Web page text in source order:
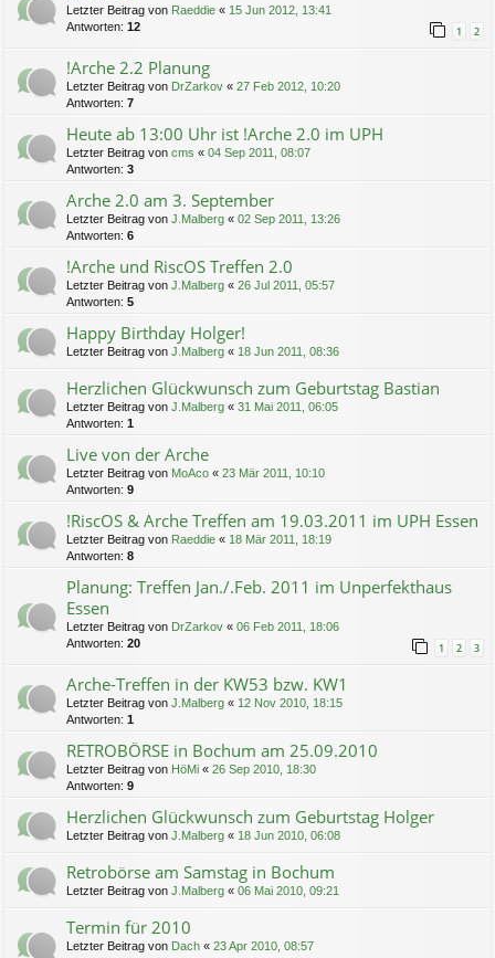
Letzter Beitrag von Raeddie « 15 Jun 2012, 13:41
Antworten: 12 1 2
!Arche 2.2 Planung
Letzter Beitrag von DrZarkov « 27 Feb 2012, 10:20
Antworten: 7
Heute ab 13:00 Uhr ist !Arche 2.0 im UPH
Letzter Beitrag von cms « 04 Sep 2011, 08:07
Antworten: 3
Arche 2.0 am 3. September
Letzter Beitrag von J.Malberg « 02 Sep 2011, 13:26
Antworten: 6
!Arche und RiscOS Treffen 2.0
Letzter Beitrag von J.Malberg « 26 Jul 2011, 05:57
Antworten: 5
Happy Birthday Holger!
Letzter Beitrag von J.Malberg « 18 Jun 2011, 08:36
Herzlichen Glückwunsch zum Geburtstag Bastian
Letzter Beitrag von J.Malberg « 31 Mai 2011, 06:05
Antworten: 1
Live von der Arche
Letzter Beitrag von MoAco « 23 Mär 2011, 10:10
Antworten: 9
!RiscOS & Arche Treffen am 19.03.2011 im UPH Essen
Letzter Beitrag von Raeddie « 18 Mär 2011, 18:19
Antworten: 8
Planung: Treffen Jan./.Feb. 2011 im Unperfekthaus
Essen
Letzter Beitrag von DrZarkov « 06 Feb 2011, 18:06
Antworten: 20 1 2 3
Arche-Treffen in der KW53 bzw. KW1
Letzter Beitrag von J.Malberg « 12 Nov 2010, 18:15
Antworten: 1
RETROBÖRSE in Bochum am 25.09.2010
Letzter Beitrag von HöMi « 26 Sep 2010, 18:30
Antworten: 9
Herzlichen Glückwunsch zum Geburtstag Holger
Letzter Beitrag von J.Malberg « 18 Jun 2010, 06:08
Retrobörse am Samstag in Bochum
Letzter Beitrag von J.Malberg « 06 Mai 2010, 09:21
Termin für 2010
Letzter Beitrag von Dach « 23 Apr 2010, 08:57